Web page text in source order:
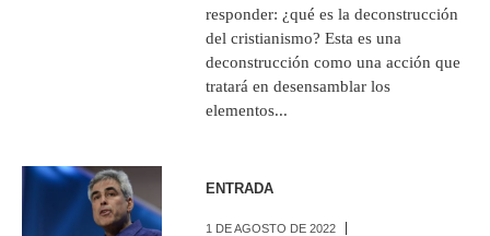
responder: ¿qué es la deconstrucción
del cristianismo? Esta es una
deconstrucción como una acción que
tratará en desensamblar los
elementos...
ENTRADA
1 DE AGOSTO DE 2022